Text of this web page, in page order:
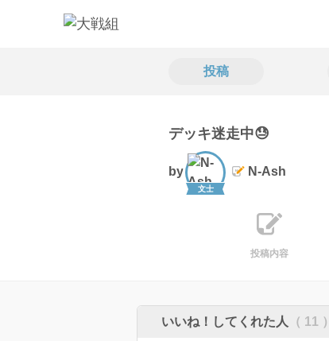
投稿
デッキ迷走中😓
by
文士
N-Ash
投稿内容
いいね！してくれた人 （ 11 ）